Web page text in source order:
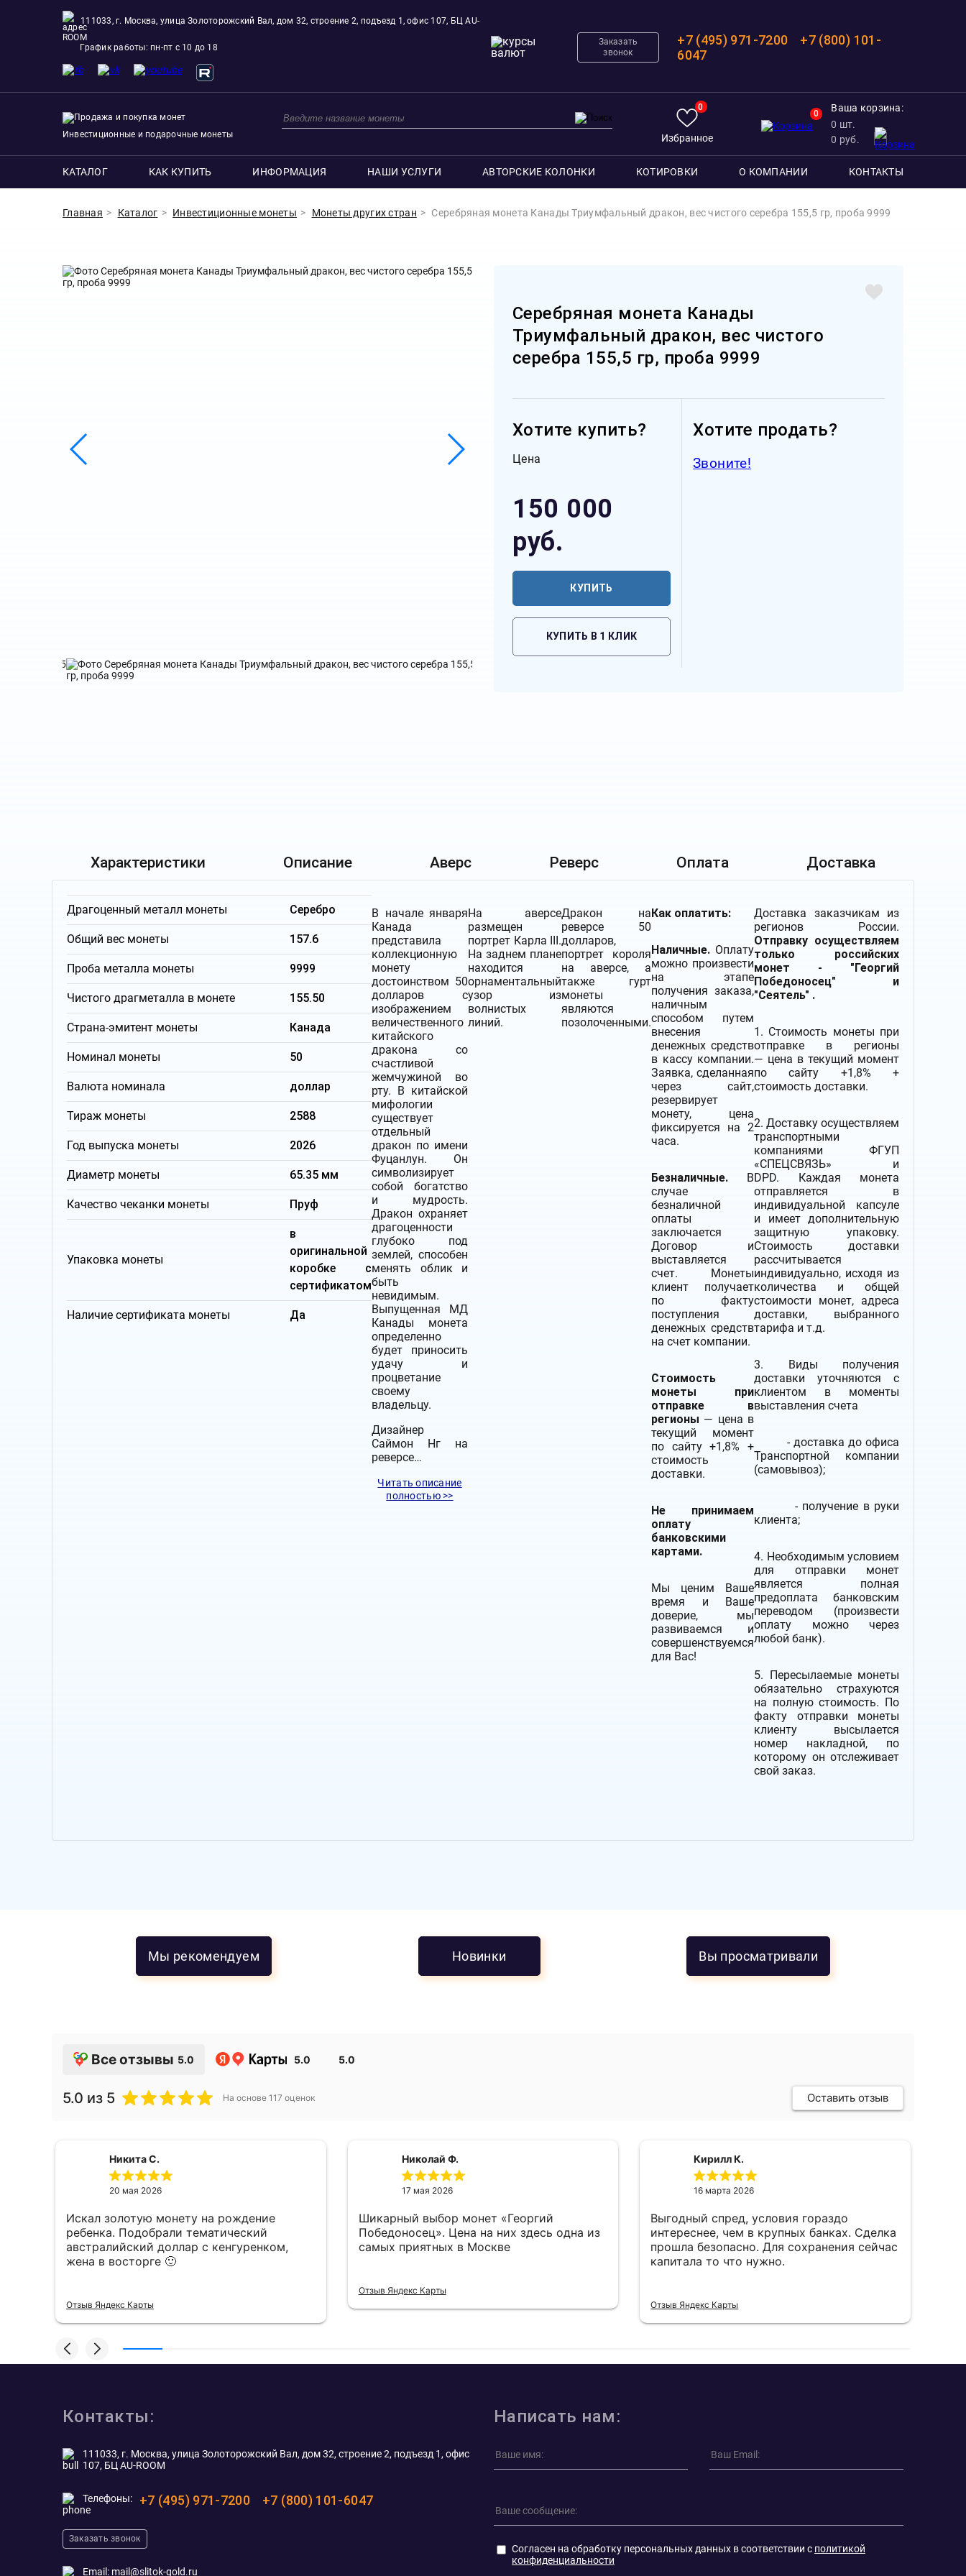
111033, г. Москва, улица Золоторожский Вал, дом 32, строение 2, подъезд 1, офис 107, БЦ AU-
ROOM
График работы: пн-пт с 10 до 18
Заказать
звонок
+7 (495) 971-7200
+7 (800) 101-
6047
Инвестиционные и подарочные монеты
0
Избранное
0
Ваша корзина:
0 шт.
0 руб.
КАТАЛОГ КАК КУПИТЬ ИНФОРМАЦИЯ НАШИ УСЛУГИ АВТОРСКИЕ КОЛОНКИ КОТИРОВКИ О КОМПАНИИ КОНТАКТЫ
Главная Каталог Инвестиционные монеты Монеты других стран Серебряная монета Канады Триумфальный дракон, вес чистого серебра 155,5 гр, проба 9999
Серебряная монета Канады
Триумфальный дракон, вес чистого
серебра 155,5 гр, проба 9999
Хотите купить?
Цена
150 000
руб.
КУПИТЬ
КУПИТЬ В 1 КЛИК
Хотите продать?
Звоните!
Характеристики Описание Аверс Реверс Оплата Доставка
Драгоценный металл монеты Серебро
Общий вес монеты 157.6
Проба металла монеты 9999
Чистого драгметалла в монете 155.50
Страна-эмитент монеты Канада
Номинал монеты 50
Валюта номинала доллар
Тираж монеты 2588
Год выпуска монеты 2026
Диаметр монеты 65.35 мм
Качество чеканки монеты Пруф
Упаковка монеты
в
оригинальной
коробке с
сертификатом
Наличие сертификата монеты Да
В начале января
Канада
представила
коллекционную
монету
достоинством 50
долларов с
изображением
величественного
китайского
дракона со
счастливой
жемчужиной во
рту. В китайской
мифологии
существует
отдельный
дракон по имени
Фуцанлун. Он
символизирует
собой богатство
и мудрость.
Дракон охраняет
драгоценности
глубоко под
землей, способен
менять облик и
быть
невидимым.
Выпущенная МД
Канады монета
определенно
будет приносить
удачу и
процветание
своему
владельцу.
Дизайнер
Саймон Нг на
реверсе…
Читать описание
полностью >>
На аверсе
размещен
портрет Карла III.
На заднем плане
находится
орнаментальный
узор из
волнистых
линий.
Дракон на
реверсе 50
долларов,
портрет короля
на аверсе, а
также гурт
монеты
являются
позолоченными.
Как оплатить:
Наличные. Оплату
можно произвести
на этапе
получения заказа,
наличным
способом путем
внесения
денежных средств
в кассу компании.
Заявка, сделанная
через сайт,
резервирует
монету, цена
фиксируется на 2
часа.
Безналичные.
В
случае
безналичной
оплаты
заключается
Договор и
выставляется
счет. Монеты
клиент получает
по факту
поступления
денежных средств
на счет компании.
Стоимость
монеты при
отправке в
регионы — цена в
текущий момент
по сайту +1,8% +
стоимость
доставки.
Не принимаем
оплату
банковскими
картами.
Мы ценим Ваше
время и Ваше
доверие, мы
развиваемся и
совершенствуемся
для Вас!
Доставка заказчикам из
регионов России.
Отправку осуществляем
только российских
монет - "Георгий
Победоносец" и
"Сеятель" .
1. Стоимость монеты при
отправке в регионы
— цена в текущий момент
по сайту +1,8% +
стоимость доставки.
2. Доставку осуществляем
транспортными
компаниями
ФГУП
«СПЕЦСВЯЗЬ» и
DPD. Каждая монета
отправляется в
индивидуальной капсуле
и имеет дополнительную
защитную упаковку.
Стоимость доставки
рассчитывается
индивидуально, исходя из
количества и общей
стоимости монет, адреса
доставки, выбранного
тарифа и т.д.
3. Виды получения
доставки уточняются с
клиентом в моменты
выставления счета
- доставка до офиса
Транспортной компании
(самовывоз);
- получение в руки
клиента;
4. Необходимым условием
для отправки монет
является полная
предоплата банковским
переводом (произвести
оплату можно через
любой банк).
5. Пересылаемые монеты
обязательно страхуются
на полную стоимость. По
факту отправки монеты
клиенту высылается
номер накладной, по
которому он отслеживает
свой заказ.
Мы рекомендуем Новинки Вы просматривали
Все отзывы 5.0 5.0
5.0 из 5 На основе 117 оценок Оставить отзыв
Никита С.
20 мая 2026
Искал золотую монету на рождение
ребенка. Подобрали тематический
австралийский доллар с кенгуренком,
жена в восторге 🙂
Отзыв Яндекс Карты
Николай Ф.
17 мая 2026
Шикарный выбор монет «Георгий
Победоносец». Цена на них здесь одна из
самых приятных в Москве
Отзыв Яндекс Карты
Кирилл К.
16 марта 2026
Выгодный спред, условия гораздо
интереснее, чем в крупных банках. Сделка
прошла безопасно. Для сохранения сейчас
капитала то что нужно.
Отзыв Яндекс Карты
Контакты:
111033, г. Москва, улица Золоторожский Вал, дом 32, строение 2, подъезд 1, офис
107, БЦ AU-ROOM
Телефоны: +7 (495) 971-7200 +7 (800) 101-6047
Заказать звонок
Email: mail@slitok-gold.ru
Написать нам:
Согласен на обработку персональных данных в соответствии с политикой
конфиденциальности